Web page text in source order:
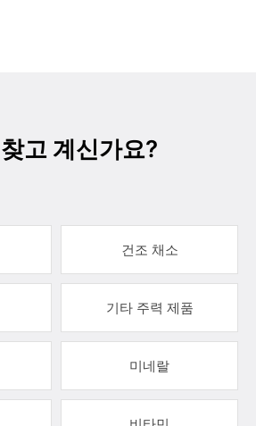
고 계신가요?
건조 채소
기타 주력 제품
미네랄